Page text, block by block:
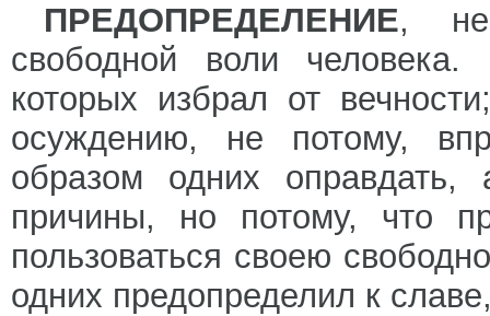
ПРЕДОПРЕДЕЛЕНИЕ,
свободной воли
которых избрал от
осуждению, не потому,
образом одних оправдать,
причины, но потому, что
пользоваться своею
одних предопределил к